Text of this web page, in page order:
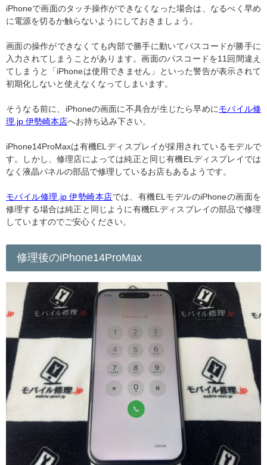
iPhoneで画面のタッチ操作ができなくなった場合は、なるべく早め
に電源を切るか触らないようにしておきましょう。
画面の操作ができなくても内部で勝手に動いてパスコードが勝手に
入力されてしまうことがあります。画面のパスコードを11回間違え
てしまうと「iPhoneは使用できません」といった警告が表示されて
初期化しないと使えなくなってしまいます。
そうなる前に、iPhoneの画面に不具合が生じたら早めに モバイル修
理.jp 伊勢崎本店へお持ち込み下さい。
iPhone14ProMaxは有機ELディスプレイが採用されているモデルで
す。しかし、修理店によっては純正と同じ有機ELディスプレイでは
なく液晶パネルの部品で修理しているお店もあるようです。
モバイル修理.jp 伊勢崎本店では、有機ELモデルのiPhoneの画面を
修理する場合は純正と同じように有機ELディスプレイの部品で修理
していますのでご安心ください。
修理後のiPhone14ProMax